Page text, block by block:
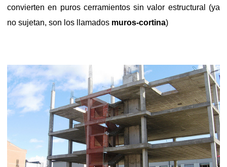
convierten en puros cerramientos sin valor estructural (ya
no sujetan, son los llamados muros-cortina)